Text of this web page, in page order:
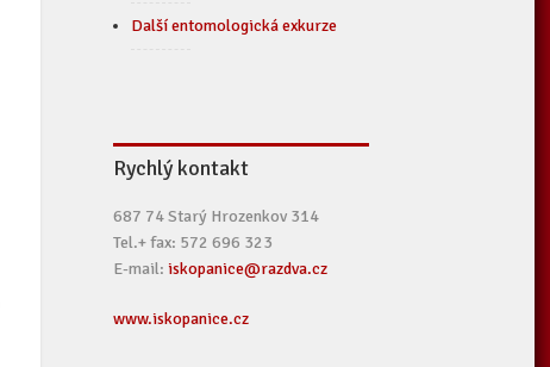
Další entomologická exkurze
Rychlý kontakt
687 74 Starý Hrozenkov 314
Tel.+ fax: 572 696 323
E-mail: iskopanice@razdva.cz
www.iskopanice.cz